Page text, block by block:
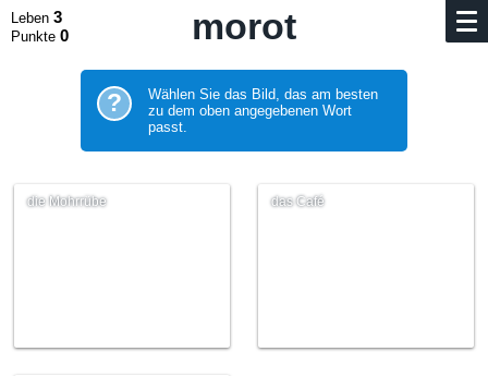
Leben 3
Punkte 0 morot
?
Wählen Sie das Bild, das am besten
zu dem oben angegebenen Wort
passt.
die Mohrrübe das Café